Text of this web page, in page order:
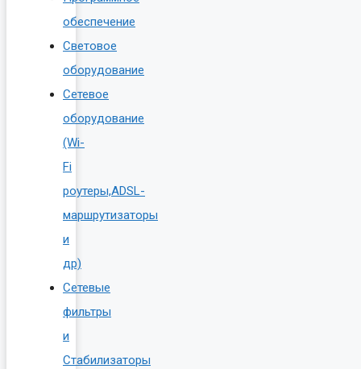
обеспечение
Световое
оборудование
Сетевое
оборудование
(Wi-
Fi
роутеры,ADSL-
маршрутизаторы
и
др)
Сетевые
фильтры
и
Стабилизаторы